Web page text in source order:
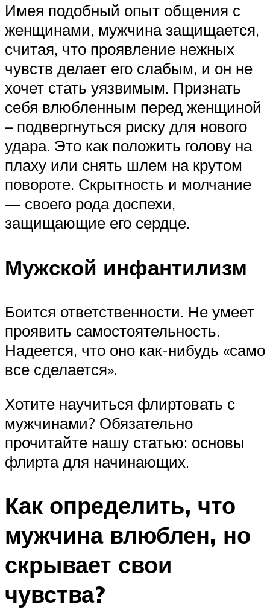
Имея подобный опыт общения с
женщинами, мужчина защищается,
считая, что проявление нежных
чувств делает его слабым, и он не
хочет стать уязвимым. Признать
себя влюбленным перед женщиной
– подвергнуться риску для нового
удара. Это как положить голову на
плаху или снять шлем на крутом
повороте. Скрытность и молчание
— своего рода доспехи,
защищающие его сердце.
Мужской инфантилизм
Боится ответственности. Не умеет
проявить самостоятельность.
Надеется, что оно как-нибудь «само
все сделается».
Хотите научиться флиртовать с
мужчинами? Обязательно
прочитайте нашу статью: основы
флирта для начинающих.
Как определить, что
мужчина влюблен, но
скрывает свои
чувства?